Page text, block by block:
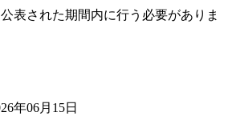
表された期間内に行う必要がありま
年06月15日